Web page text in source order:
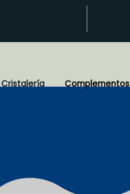
Cristalería Complementos